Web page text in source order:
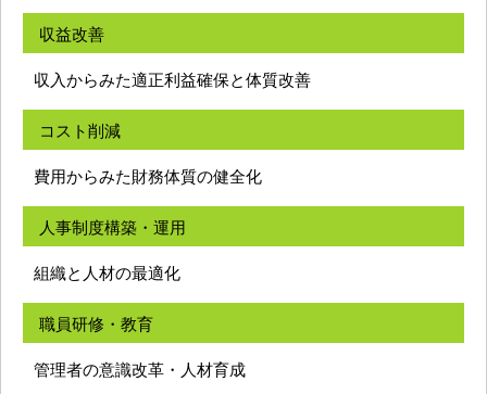
収益改善
収入からみた適正利益確保と体質改善
コスト削減
費用からみた財務体質の健全化
人事制度構築・運用
組織と人材の最適化
職員研修・教育
管理者の意識改革・人材育成